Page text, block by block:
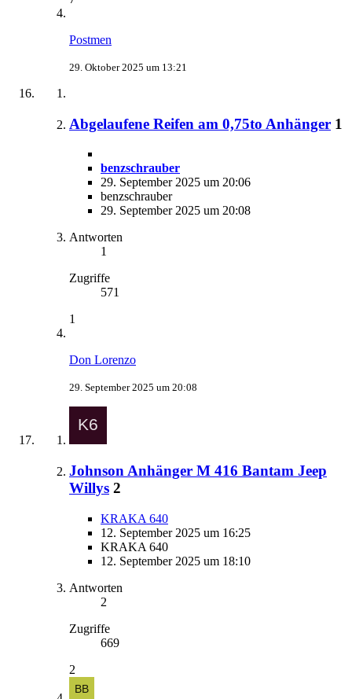
Postmen
29. Oktober 2025 um 13:21
Abgelaufene Reifen am 0,75to Anhänger 1
benzschrauber
29. September 2025 um 20:06
benzschrauber
29. September 2025 um 20:08
Antworten
1
Zugriffe
571
1
Don Lorenzo
29. September 2025 um 20:08
Johnson Anhänger M 416 Bantam Jeep
Willys 2
KRAKA 640
12. September 2025 um 16:25
KRAKA 640
12. September 2025 um 18:10
Antworten
2
Zugriffe
669
2